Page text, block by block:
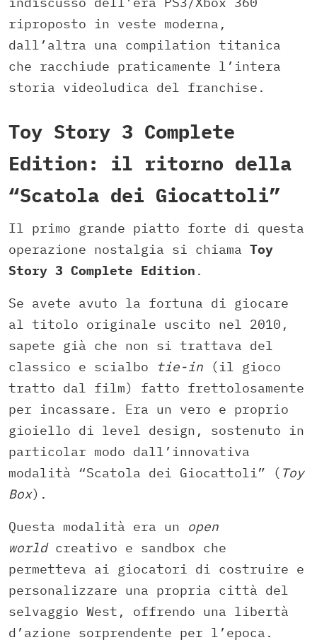
riproposto in veste moderna,
dall’altra una compilation titanica
che racchiude praticamente l’intera
storia videoludica del franchise.
Toy Story 3 Complete
Edition: il ritorno della
“Scatola dei Giocattoli”
Il primo grande piatto forte di questa
operazione nostalgia si chiama Toy
Story 3 Complete Edition .
Se avete avuto la fortuna di giocare
al titolo originale uscito nel 2010,
sapete già che non si trattava del
classico e scialbo tie-in (il gioco
tratto dal film) fatto frettolosamente
per incassare. Era un vero e proprio
gioiello di level design, sostenuto in
particolar modo dall’innovativa
modalità “Scatola dei Giocattoli” ( Toy
Box).
Questa modalità era un open
worldcreativo e sandbox che
permetteva ai giocatori di costruire e
personalizzare una propria città del
selvaggio West, offrendo una libertà
d’azione sorprendente per l’epoca.